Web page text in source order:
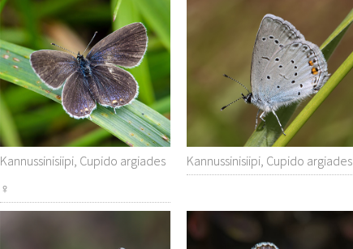
Kannussinisiipi, Cupido argiades
♀
Kannussinisiipi, Cupido argiades